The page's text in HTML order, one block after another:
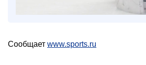
Сообщает www.sports.ru